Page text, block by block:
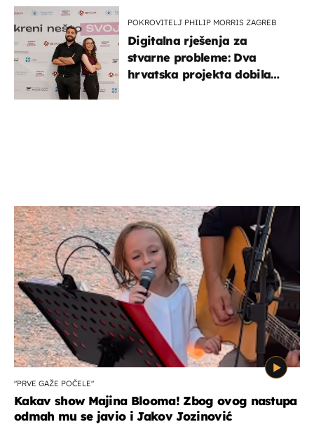
POKROVITELJ PHILIP MORRIS ZAGREB
Digitalna rješenja za
stvarne probleme: Dva
hrvatska projekta dobila
"PRVE GAŽE POČELE"
Kakav show Majina Blooma! Zbog ovog nastupa
odmah mu se javio i Jakov Jozinović